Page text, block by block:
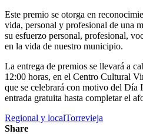
Este premio se otorga en
vida, personal y profesional de una
su esfuerzo personal, profesional,
en la vida de nuestro municipio.
La entrega de premios se llevará a
12:00 horas, en el Centro Cultural
que se celebrará con motivo del Día
entrada gratuita hasta completar el
Regional y localTorrevieja
Share